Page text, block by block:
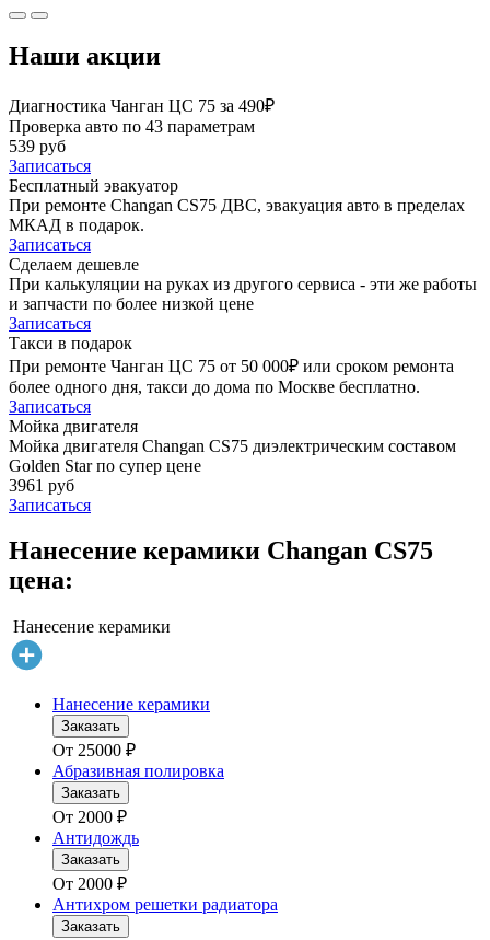
Наши акции
Диагностика Чанган ЦС 75 за 490₽
Проверка авто по 43 параметрам
539 руб
Записаться
Бесплатный эвакуатор
При ремонте Changan CS75 ДВС, эвакуация авто в пределах
МКАД в подарок.
Записаться
Сделаем дешевле
При калькуляции на руках из другого сервиса - эти же работы
и запчасти по более низкой цене
Записаться
Такси в подарок
При ремонте Чанган ЦС 75 от 50 000₽ или сроком ремонта
более одного дня, такси до дома по Москве бесплатно.
Записаться
Мойка двигателя
Мойка двигателя Changan CS75 диэлектрическим составом
Golden Star по супер цене
3961 руб
Записаться
Нанесение керамики Changan CS75
цена:
Нанесение керамики
Нанесение керамики
Заказать
От 25000 ₽
Абразивная полировка
Заказать
От 2000 ₽
Антидождь
Заказать
От 2000 ₽
Антихром решетки радиатора
Заказать